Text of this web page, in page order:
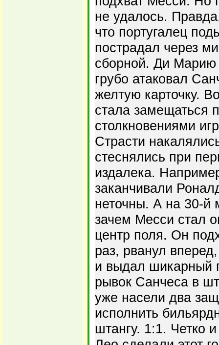
не удалось.
что португалец
пострадал через
сборной. Ди Марию
грубо атаковал
желтую карточку.
стала замещаться
столкновениями
Страсти
стеснялись при
издалека.
заканчивали
неточны. А на 30-й
зачем Месси стал
центр поля. Он
раз, рванул
и выдал шикарный
рывок Санчеса в
уже насели два
исполнить
штангу. 1:1. Четко